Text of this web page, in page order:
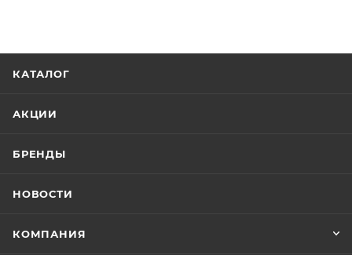
КАТАЛОГ
АКЦИИ
БРЕНДЫ
НОВОСТИ
КОМПАНИЯ